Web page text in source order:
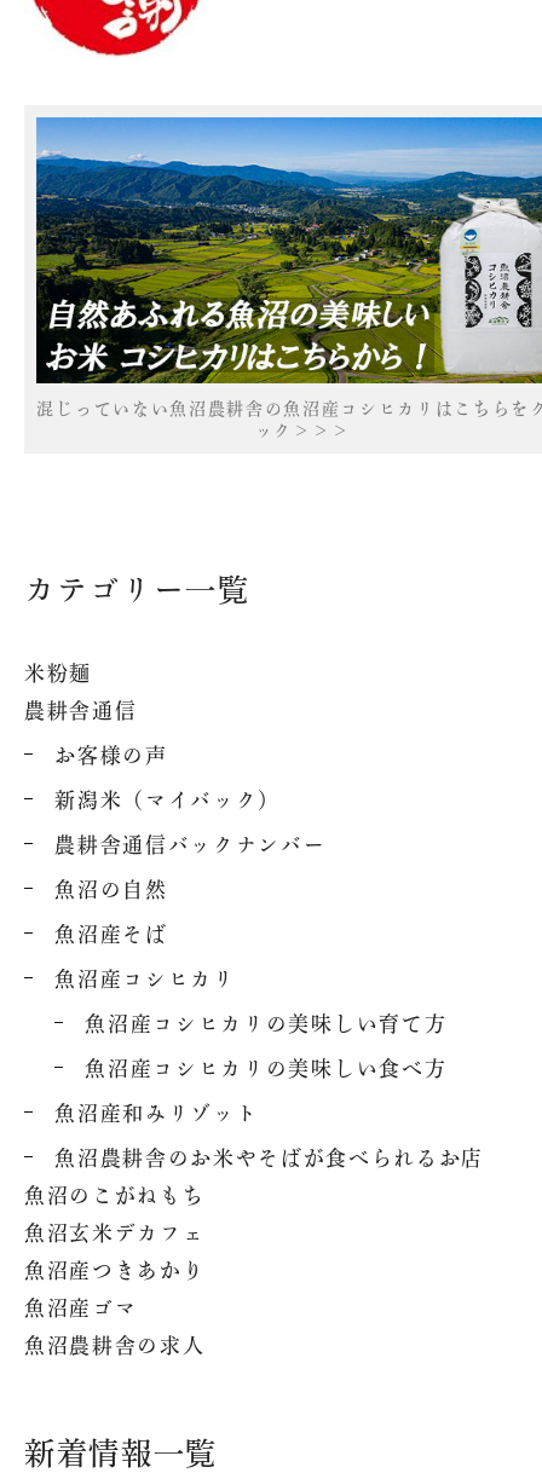
混じっていない魚沼農耕舎の魚沼産コシヒカリはこちらを
ック＞＞＞
カテゴリー一覧
米粉麺
農耕舎通信
お客様の声
新潟米（マイバック）
農耕舎通信バックナンバー
魚沼の自然
魚沼産そば
魚沼産コシヒカリ
魚沼産コシヒカリの美味しい育て方
魚沼産コシヒカリの美味しい食べ方
魚沼産和みリゾット
魚沼農耕舎のお米やそばが食べられるお店
魚沼のこがねもち
魚沼玄米デカフェ
魚沼産つきあかり
魚沼産ゴマ
魚沼農耕舎の求人
新着情報一覧